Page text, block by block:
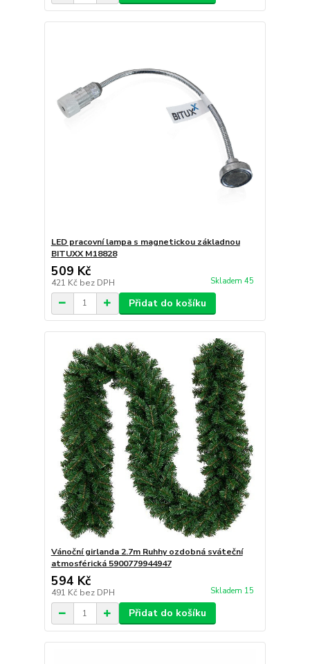
LED pracovní lampa s magnetickou základnou
BITUXX M18828
509 Kč
421 Kč bez DPH Skladem 45
Přidat do košíku
Vánoční girlanda 2.7m Ruhhy ozdobná sváteční
atmosférická 5900779944947
594 Kč
491 Kč bez DPH Skladem 15
Přidat do košíku